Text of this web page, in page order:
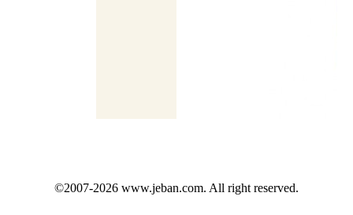
©2007-2026 www.jeban.com. All right reserved.